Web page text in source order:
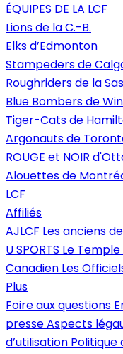
ÉQUIPES DE LA LCF
Lions de la C.-B.
Elks d’Edmonton
Stampeders de
Roughriders de la
Blue Bombers de
Tiger-Cats de
Argonauts de
ROUGE et NOIR
Alouettes de
LCF
Affiliés
AJLCFLes anciens
U SPORTSLe
CanadienLes
Plus
Foire aux questions
presseAspects
d’utilisation